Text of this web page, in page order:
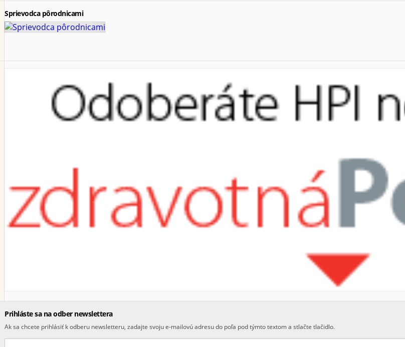
Sprievodca pôrodnicami
Prihláste sa na odber newslettera
Ak sa chcete prihlásiť k odberu newsletteru, zadajte svoju e-mailovú adresu do poľa pod týmto textom a stlačte tlačidlo.